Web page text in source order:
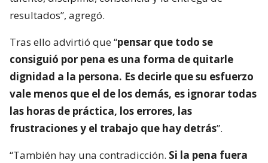
resultados”, agregó.
Tras ello advirtió que “pensar que todo se
consiguió por pena es una forma de quitarle
dignidad a la persona. Es decirle que su esfuerzo
vale menos que el de los demás, es ignorar todas
las horas de práctica, los errores, las
frustraciones y el trabajo que hay detrás”.
“También hay una contradicción. Si la pena fuera